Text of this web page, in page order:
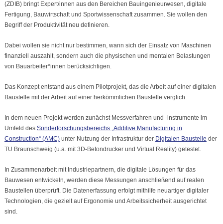
(ZDIB) bringt Expert/innen aus den Bereichen Bauingenieurwesen, digitale
Fertigung, Bauwirtschaft und Sportwissenschaft zusammen. Sie wollen den
Begriff der Produktivität neu definieren.
Dabei wollen sie nicht nur bestimmen, wann sich der Einsatz von Maschinen
finanziell auszahlt, sondern auch die physischen und mentalen Belastungen
von Bauarbeiter*innen berücksichtigen.
Das Konzept entstand aus einem Pilotprojekt, das die Arbeit auf einer digitalen
Baustelle mit der Arbeit auf einer herkömmlichen Baustelle verglich.
In dem neuen Projekt werden zunächst Messverfahren und -instrumente im
Umfeld des Sonderforschungsbereichs „Additive Manufacturing in
Construction“ (AMC)unter Nutzung der Infrastruktur der Digitalen Baustelle der
TU Braunschweig (u.a. mit 3D-Betondrucker und Virtual Reality) getestet.
In Zusammenarbeit mit Industriepartnern, die digitale Lösungen für das
Bauwesen entwickeln, werden diese Messungen anschließend auf realen
Baustellen überprüft. Die Datenerfassung erfolgt mithilfe neuartiger digitaler
Technologien, die gezielt auf Ergonomie und Arbeitssicherheit ausgerichtet
sind.